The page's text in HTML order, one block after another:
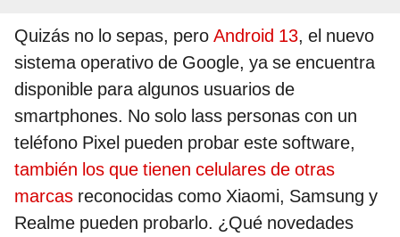
Quizás no lo sepas, pero Android 13, el nuevo
sistema operativo de Google, ya se encuentra
disponible para algunos usuarios de
smartphones. No solo lass personas con un
teléfono Pixel pueden probar este software,
también los que tienen celulares de otras
marcas reconocidas como Xiaomi, Samsung y
Realme pueden probarlo. ¿Qué novedades